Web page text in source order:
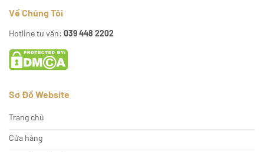
Về Chúng Tôi
Hotline tư vấn: 039 448 2202
Sơ Đồ Website
Trang chủ
Cửa hàng